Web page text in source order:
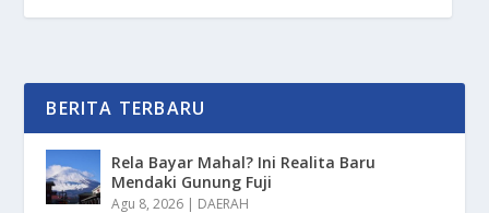
BERITA TERBARU
Rela Bayar Mahal? Ini Realita Baru
Mendaki Gunung Fuji
Agu 8, 2026 | DAERAH